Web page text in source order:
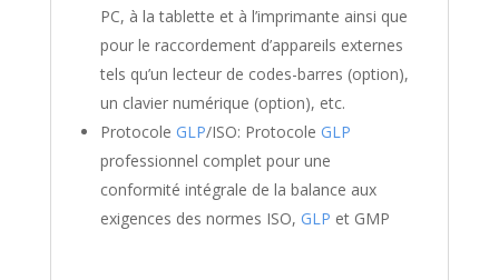
PC, à la tablette et à l’imprimante ainsi que
pour le raccordement d’appareils externes
tels qu’un lecteur de codes-barres (option),
un clavier numérique (option), etc.
Protocole GLP/ISO: Protocole GLP
professionnel complet pour une
conformité intégrale de la balance aux
exigences des normes ISO, GLP et GMP